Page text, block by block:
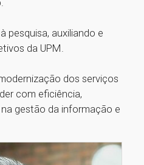
pesquisa, auxiliando e
da UPM.
dos serviços
com eficiência,
gestão da informação e